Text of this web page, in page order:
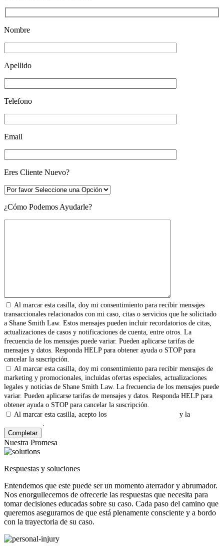
Nombre
Apellido
Telefono
Email
Eres Cliente Nuevo?
¿Cómo Podemos Ayudarle?
Al marcar esta casilla, doy mi consentimiento para recibir mensajes
transaccionales relacionados con mi caso, citas o servicios que he solicitado
a Shane Smith Law. Estos mensajes pueden incluir recordatorios de citas,
actualizaciones de casos y notificaciones de cuenta, entre otros. La
frecuencia de los mensajes puede variar. Pueden aplicarse tarifas de
mensajes y datos. Responda HELP para obtener ayuda o STOP para
cancelar la suscripción.
Al marcar esta casilla, doy mi consentimiento para recibir mensajes de
marketing y promocionales, incluidas ofertas especiales, actualizaciones
legales y noticias de Shane Smith Law. La frecuencia de los mensajes puede
variar. Pueden aplicarse tarifas de mensajes y datos. Responda HELP para
obtener ayuda o STOP para cancelar la suscripción.
Al marcar esta casilla, acepto los
y la
Nuestra Promesa
Respuestas y soluciones
Entendemos que este puede ser un momento aterrador y abrumador.
Nos enorgullecemos de ofrecerle las respuestas que necesita para
tomar decisiones educadas sobre su caso. Cada paso del camino que
queremos asegurarnos de que está plenamente consciente y a bordo
con la trayectoria de su caso.